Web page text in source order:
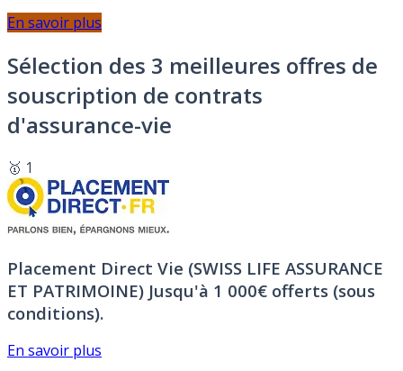
En savoir plus
Sélection des 3 meilleures offres de
souscription de contrats
d'assurance-vie
🥇 1
Placement Direct Vie (SWISS LIFE ASSURANCE
ET PATRIMOINE) Jusqu'à 1 000€ offerts (sous
conditions).
En savoir plus